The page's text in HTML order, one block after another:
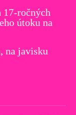
ročných
útoku na
na javisku